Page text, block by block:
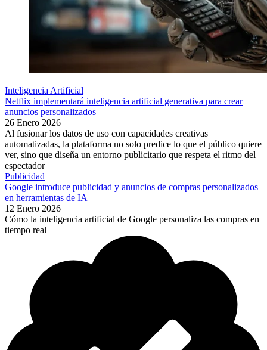
Inteligencia Artificial
Netflix implementará inteligencia artificial generativa para crear
anuncios personalizados
26 Enero 2026
Al fusionar los datos de uso con capacidades creativas
automatizadas, la plataforma no solo predice lo que el público quiere
ver, sino que diseña un entorno publicitario que respeta el ritmo del
espectador
Publicidad
Google introduce publicidad y anuncios de compras personalizados
en herramientas de IA
12 Enero 2026
Cómo la inteligencia artificial de Google personaliza las compras en
tiempo real